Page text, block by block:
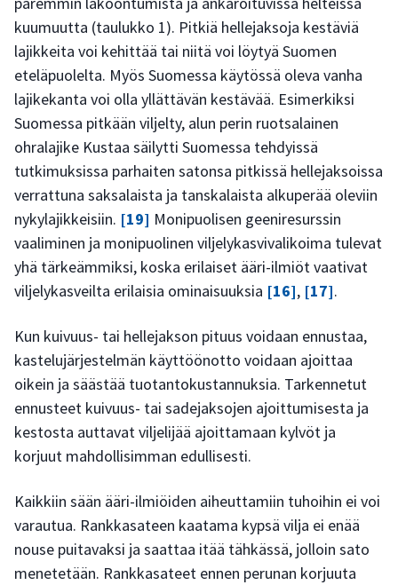
kuumuutta (taulukko 1). Pitkiä hellejaksoja kestäviä
lajikkeita voi kehittää tai niitä voi löytyä Suomen
eteläpuolelta. Myös Suomessa käytössä oleva vanha
lajikekanta voi olla yllättävän kestävää. Esimerkiksi
Suomessa pitkään viljelty, alun perin ruotsalainen
ohralajike Kustaa säilytti Suomessa tehdyissä
tutkimuksissa parhaiten satonsa pitkissä hellejaksoissa
verrattuna saksalaista ja tanskalaista alkuperää oleviin
nykylajikkeisiin. [19] Monipuolisen geeniresurssin
vaaliminen ja monipuolinen viljelykasvivalikoima tulevat
yhä tärkeämmiksi, koska erilaiset ääri-ilmiöt vaativat
viljelykasveilta erilaisia ominaisuuksia [16], [17].
Kun kuivuus- tai hellejakson pituus voidaan ennustaa,
kastelujärjestelmän käyttöönotto voidaan ajoittaa
oikein ja säästää tuotantokustannuksia. Tarkennetut
ennusteet kuivuus- tai sadejaksojen ajoittumisesta ja
kestosta auttavat viljelijää ajoittamaan kylvöt ja
korjuut mahdollisimman edullisesti.
Kaikkiin sään ääri-ilmiöiden aiheuttamiin tuhoihin ei voi
varautua. Rankkasateen kaatama kypsä vilja ei enää
nouse puitavaksi ja saattaa itää tähkässä, jolloin sato
menetetään. Rankkasateet ennen perunan korjuuta